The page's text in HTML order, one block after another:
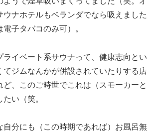
ウナホテルもベランダでなら吸えました
子タバコのみ可）。
ライベート系サウナって、健康志向とい
てジムなんかが併設されていたりする店
ど、このご時世でこれは（スモーカーと
い（笑。
自分にも（この時期であれば）お風呂無